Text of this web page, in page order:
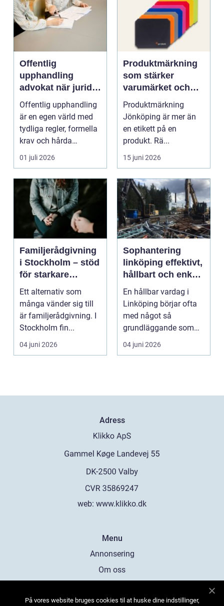
Offentlig
upphandling
advokat när juridik
möter affär
Offentlig upphandling
är en egen värld med
tydliga regler, formella
krav och hårda
tidsfrister. För ...
01 juli 2026
Produktmärkning
som stärker
varumärket och
underlättar
vardagen
Produktmärkning
Jönköping är mer än
en etikett på en
produkt. Rä...
15 juni 2026
Familjerådgivning
i Stockholm – stöd
för starkare
relationer
Ett alternativ som
många vänder sig till
är familjerådgivning. I
Stockholm fin...
04 juni 2026
Sophantering
linköping effektivt,
hållbart och enkelt
i praktiken
En hållbar vardag i
Linköping börjar ofta
med något så
grundläggande som
hur sopor hanteras.
För mån...
04 juni 2026
Adress
web: www.klikko.dk
Menu
Annonsering
Om oss
Kontakta oss
På vores website bruges cookies til at huske dine indstillinger,